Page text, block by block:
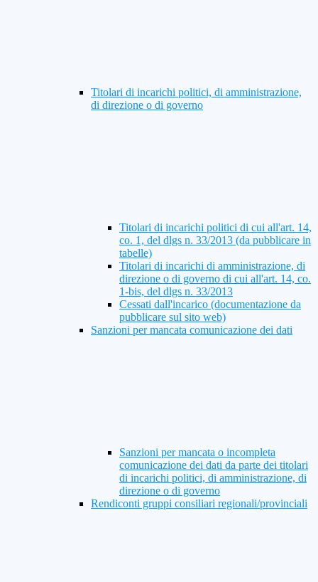
Titolari di incarichi politici, di amministrazione,
di direzione o di governo
Titolari di incarichi politici di cui all'art. 14,
co. 1, del dlgs n. 33/2013 (da pubblicare in
tabelle)
Titolari di incarichi di amministrazione, di
direzione o di governo di cui all'art. 14, co.
1-bis, del dlgs n. 33/2013
Cessati dall'incarico (documentazione da
pubblicare sul sito web)
Sanzioni per mancata comunicazione dei dati
Sanzioni per mancata o incompleta
comunicazione dei dati da parte dei titolari
di incarichi politici, di amministrazione, di
direzione o di governo
Rendiconti gruppi consiliari regionali/provinciali